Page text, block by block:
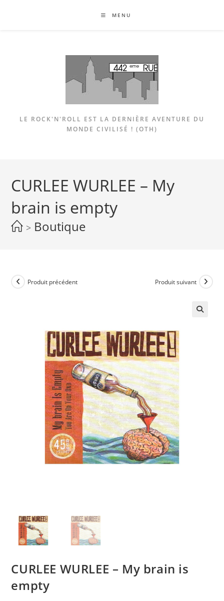
MENU
LE ROCK'N'ROLL EST LA DERNIÈRE AVENTURE DU
MONDE CIVILISÉ ! (OTH)
CURLEE WURLEE – My
brain is empty
> Boutique
Produit précédent Produit suivant
CURLEE WURLEE – My brain is
empty